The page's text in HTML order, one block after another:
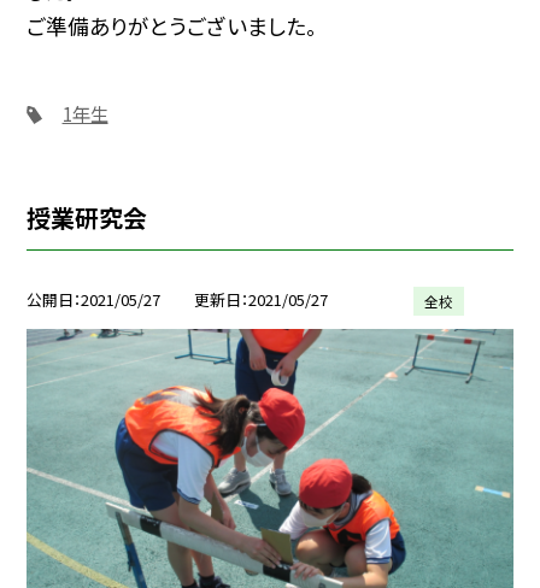
ご準備ありがとうございました。
1年生
授業研究会
公開日 2021/05/27 更新日 2021/05/27 全校